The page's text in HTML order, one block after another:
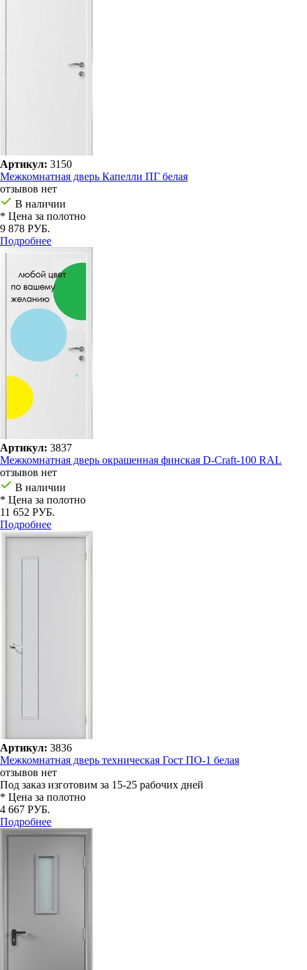
Артикул: 3150
Межкомнатная дверь Капелли ПГ белая
отзывов нет
В наличии
* Цена за полотно
9 878 РУБ.
Подробнее
Артикул: 3837
Межкомнатная дверь окрашенная финская D-Craft-100 RAL
отзывов нет
В наличии
* Цена за полотно
11 652 РУБ.
Подробнее
Артикул: 3836
Межкомнатная дверь техническая Гост ПО-1 белая
отзывов нет
Под заказ изготовим за 15-25 рабочих дней
* Цена за полотно
4 667 РУБ.
Подробнее